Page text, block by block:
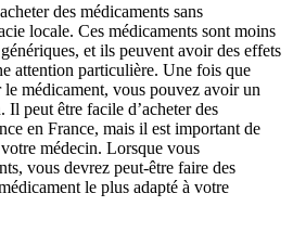
des médicaments sans
locale. Ces médicaments sont moins
et ils peuvent avoir des effets
attention particulière. Une fois que
médicament, vous pouvez avoir un
Il peut être facile d’acheter des
en France, mais il est important de
médecin. Lorsque vous
vous devrez peut-être faire des
le plus adapté à votre